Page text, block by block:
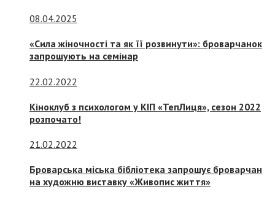
08.04.2025
«Сила жіночності та як її розвинути»: броварчанок
запрошують на семінар
22.02.2022
Кіноклуб з психологом у КІП «ТепЛиця», сезон 2022
розпочато!
21.02.2022
Броварська міська бібліотека запрошує броварчан
на художню виставку «Живопис життя»